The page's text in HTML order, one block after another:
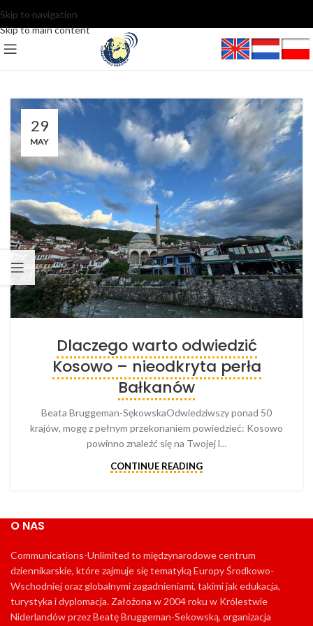
Skip to navigation
Skip to main content
29
MAY
Dlaczego warto odwiedzić
Kosowo – nieodkryta perła
Bałkanów
Beata Bruggeman-SękowskaOdwiedziwszy ponad 50
krajów, mogę z pełnym przekonaniem powiedzieć: Kosowo
powinno znaleźć się na Twojej l...
CONTINUE READING
O NAS
Communications-Unlimited to międzynarodowe centrum
dziennikarskie, które zajmuje się tematyką Europy Środkowo-
Wschodniej oraz globalnymi zagadnieniami, takimi jak edukacja,
turystyka i dyplomacja. Założona w 2004 roku w Królestwie
Niderlandów przez Beatę Bruggeman-Sekowską, organizacja